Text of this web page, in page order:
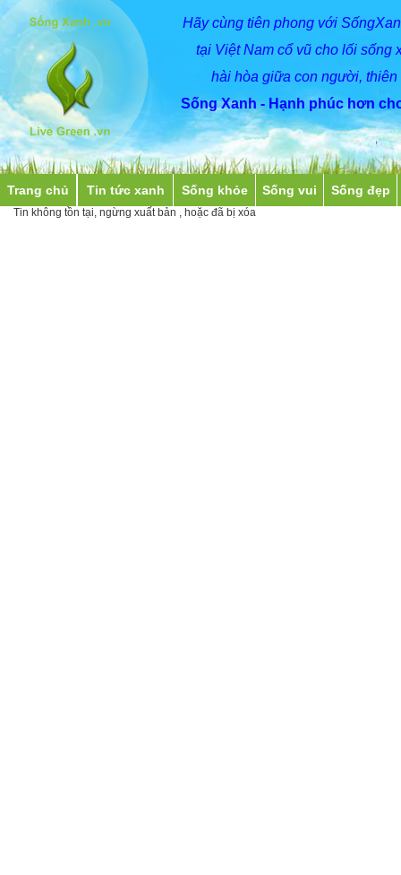
Hãycùng tiên phong với
tại Việt Nam cổ vũ cho lối sống
hài hòa giữa con người, thiên
Sống Xanh - Hạnh phúc hơn
Trang chủ Tin tức xanh Sống khỏe Sống vui Sống đẹp
Tin không tồn tại, ngừng xuất bản , hoặc đã bị xóa